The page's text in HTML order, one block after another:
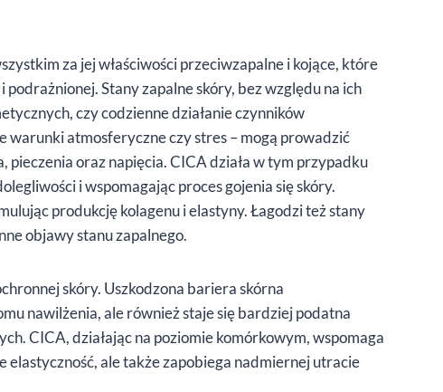
za jej właściwości przeciwzapalne i kojące, które
Stany zapalne skóry, bez względu na ich
czy codzienne działanie czynników
warunki atmosferyczne czy stres – mogą prowadzić
oraz napięcia. CICA działa w tym przypadku
i wspomagając proces gojenia się skóry.
produkcję kolagenu i elastyny. Łagodzi też stany
objawy stanu zapalnego.
skóry. Uszkodzona bariera skórna
nawilżenia, ale również staje się bardziej podatna
CICA, działając na poziomie komórkowym, wspomaga
ale także zapobiega nadmiernej utracie